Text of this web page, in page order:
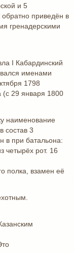
и 5
приведён в
гренадерскими
I Кабардинский
именами
1798
(с 29 января 1800
наименование
состав 3
в при батальона:
четырёх рот. 16
полка, взамен её